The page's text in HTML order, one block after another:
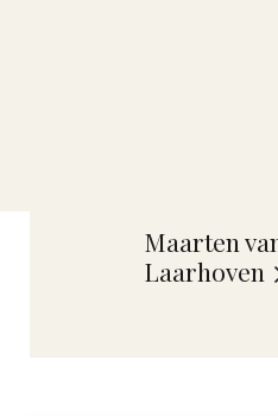
Maarten
Laarhoven